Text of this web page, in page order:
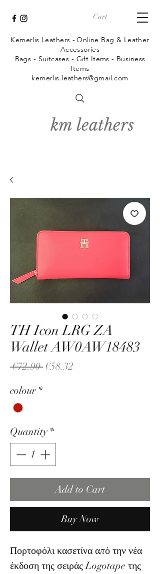
Cart
km leathers
Kemerlis Leathers - Online Bag & Leather
Accessories
Bags - Suitcases - Gift Items - Business
Items
kemerlis.leathers@gmail.com
TH Icon LRG ZA
Wallet AW0AW18483
€72.90 Regular
€58.32
colour *
Quantity *
Add to Cart
Buy Now
Πορτοφόλι κασετίνα από την νέα
έκδοση της σειράς Logotape της